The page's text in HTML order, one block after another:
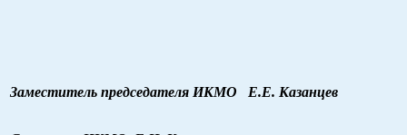
Заместитель председателя ИКМО Е.Е. Казанцев